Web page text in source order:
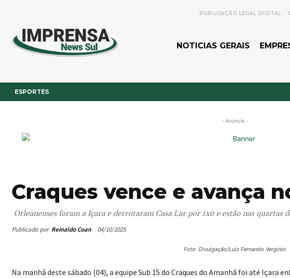
PUBLICAÇÃO LEGAL DIGITAL
NOTICIAS GERAIS
ESPORTES
- Anúncio -
Craques vence e avança
Orleanenses foram a Içara e derrotaram Casa Lar por 1x0 e estão nas quartas
Publicado por Reinaldo Coan 04/10/2025
Foto: Divulgação/Luiz Fernando Verginio
Na manhã deste sábado (04), a equipe Sub 15 do Craques do Amanhã foi até Içara